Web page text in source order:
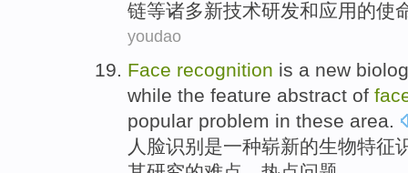
链等诸多新技术研发和应用的使
youdao
Face recognition is a new
while the feature abstract of
popular problem in these area.
人脸识别 是一种崭新的生物特征